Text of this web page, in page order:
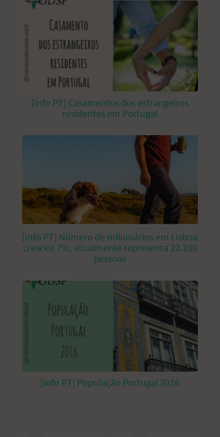
[info PT] Casamentos dos estrangeiros
residentes em Portugal
[info PT] Número de milionários em Lisboa
cresceu 7%, atualmente representa 22.100
pessoas
[info PT] População Portugal 2016